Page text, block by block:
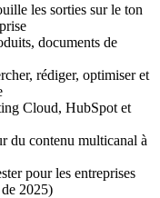
les sorties sur le ton
documents de
rédiger, optimiser et
Cloud, HubSpot et
du contenu multicanal à
pour les entreprises
2025)